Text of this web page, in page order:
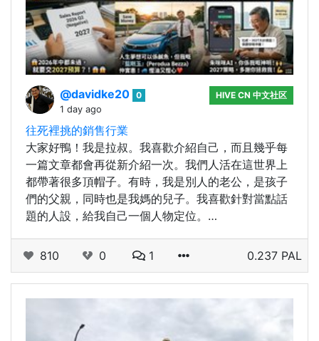
@davidke20 0
1 day ago
HIVE CN 中文社区
往死裡挑的銷售行業
大家好鴨！我是拉叔。我喜歡介紹自己，而且幾乎每
一篇文章都會再從新介紹一次。我們人活在這世界上
都帶著很多頂帽子。有時，我是別人的老公，是孩子
們的父親，同時也是我媽的兒子。我喜歡針對當點話
題的人設，給我自己一個人物定位。…
810 0 1 0.237 PAL